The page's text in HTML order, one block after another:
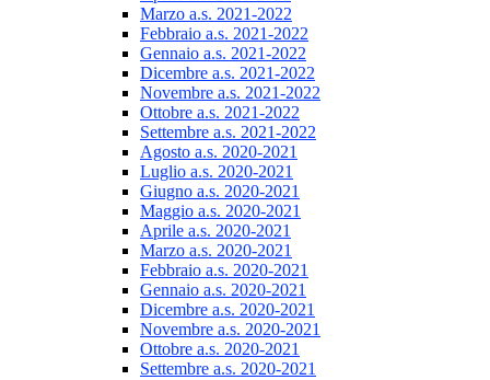
Marzo a.s. 2021-2022
Febbraio a.s. 2021-2022
Gennaio a.s. 2021-2022
Dicembre a.s. 2021-2022
Novembre a.s. 2021-2022
Ottobre a.s. 2021-2022
Settembre a.s. 2021-2022
Agosto a.s. 2020-2021
Luglio a.s. 2020-2021
Giugno a.s. 2020-2021
Maggio a.s. 2020-2021
Aprile a.s. 2020-2021
Marzo a.s. 2020-2021
Febbraio a.s. 2020-2021
Gennaio a.s. 2020-2021
Dicembre a.s. 2020-2021
Novembre a.s. 2020-2021
Ottobre a.s. 2020-2021
Settembre a.s. 2020-2021